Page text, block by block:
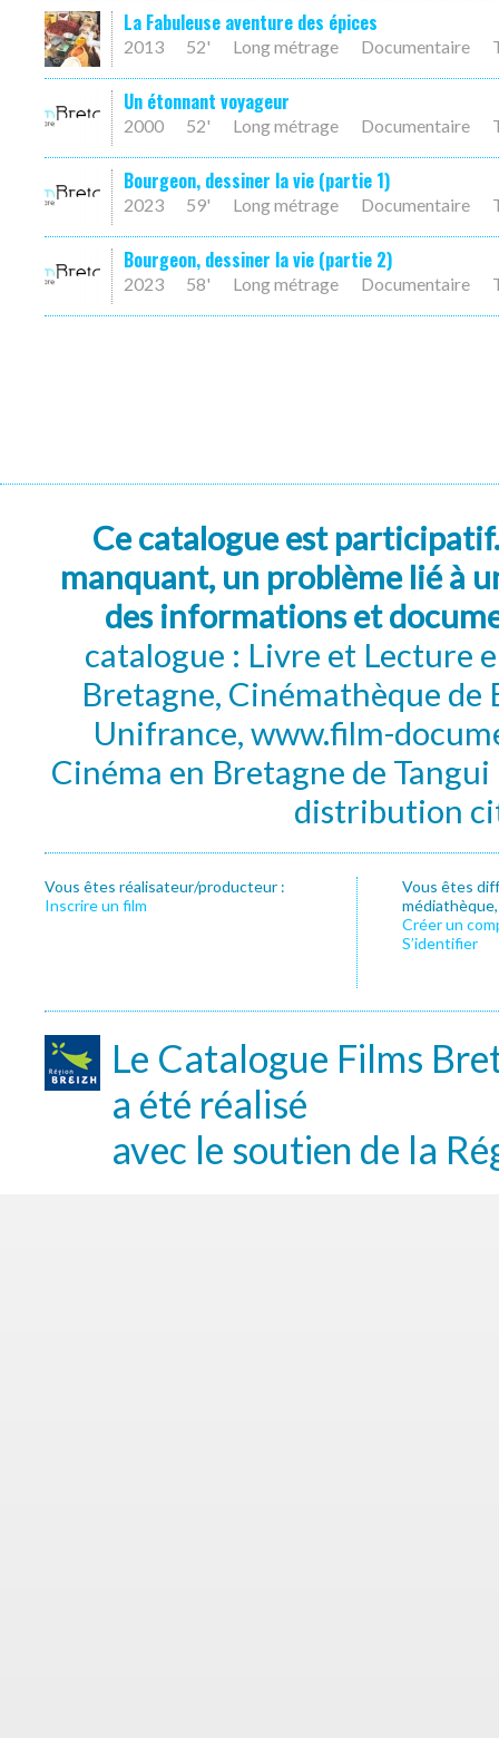
La Fabuleuse aventure des épices
2013 52' Long métrage Documentaire
Un étonnant voyageur
2000 52' Long métrage Documentaire
Bourgeon, dessiner la vie (partie 1)
2023 59' Long métrage Documentaire
Bourgeon, dessiner la vie (partie 2)
2023 58' Long métrage Documentaire
Ce catalogue est
manquant, un problème lié à
des informations et
catalogue : Livre et Lecture
Bretagne, Cinémathèque de
Unifrance, www.film-
Cinéma en Bretagne de
distribution
Vous êtes réalisateur/producteur :
Inscrire un film
Vous êtes
Créer un
S’identifier
Le Catalogue Films
a été réalisé
avec le soutien de la